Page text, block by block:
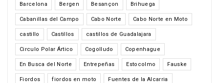
Barcelona Bergen Besançon Brihuega
Cabanillas del Campo Cabo Norte Cabo Norte en Moto
castillo Castillos castillos de Guadalajara
Circulo Polar Ártico Cogolludo Copenhague
En Busca del Norte Entrepeñas Estocolmo Fauske
Fiordos fiordos en moto Fuentes de la Alcarria